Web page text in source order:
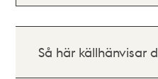
Så här källhänvisar